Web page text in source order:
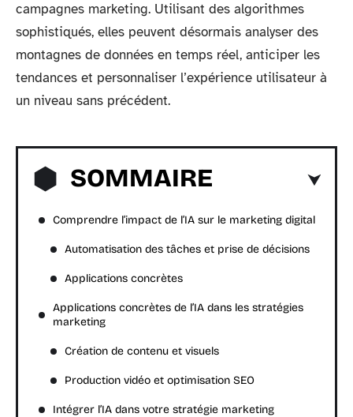
campagnes marketing. Utilisant des algorithmes
sophistiqués, elles peuvent désormais analyser des
montagnes de données en temps réel, anticiper les
tendances et personnaliser l’expérience utilisateur à
un niveau sans précédent.
SOMMAIRE
Comprendre l’impact de l’IA sur le marketing digital
Automatisation des tâches et prise de décisions
Applications concrètes
Applications concrètes de l’IA dans les stratégies
marketing
Création de contenu et visuels
Production vidéo et optimisation SEO
Intégrer l’IA dans votre stratégie marketing